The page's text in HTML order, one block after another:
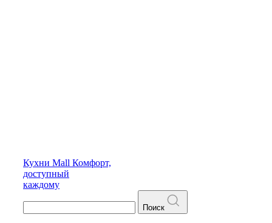
Кухни Mall Комфорт,
доступный
каждому
Поиск